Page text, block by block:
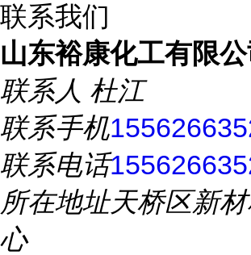
联系我们
山东裕康化工有限公
联系人 杜江
联系手机
联系电话
所在地址天桥区新
心